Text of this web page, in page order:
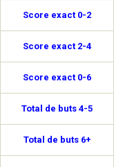
Score exact 0-2
Score exact 2-4
Score exact 0-6
Total de buts 4-5
Total de buts 6+